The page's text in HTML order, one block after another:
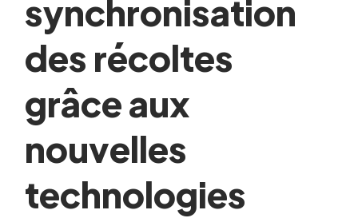
synchronisation
des récoltes
grâce aux
nouvelles
technologies